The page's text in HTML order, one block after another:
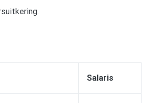
Salaris